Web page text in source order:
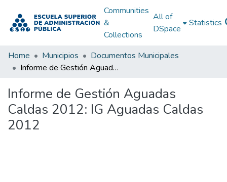
Communities
&
Collections
All of
DSpace
Statistics
Home Municipios
Documentos Municipales
Informe de Gestión Aguadas Caldas 2012: IG Aguadas Caldas 2012
Informe de Gestión Aguadas
Caldas 2012: IG Aguadas Caldas
2012